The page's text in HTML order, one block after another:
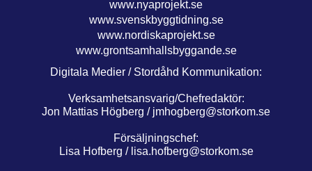
www.nyaprojekt.se
www.svenskbyggtidning.se
www.nordiskaprojekt.se
www.grontsamhallsbyggande.se
Digitala Medier / Stordåhd Kommunikation:
Verksamhetsansvarig/Chefredaktör:
Jon Mattias Högberg / jmhogberg@storkom.se
Försäljningschef:
Lisa Hofberg / lisa.hofberg@storkom.se